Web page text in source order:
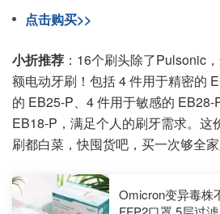
点击购买>>
小折推荐 ：16个刷头除了Pulsonic
额电动牙刷！包括 4 件用于精密的
的 EB25-P、4 件用于敏感的 EB28-
EB18-P，满足个人的刷牙需求。这
刷都白菜，快囤货吧，买一次够全家
Omicron变异毒株